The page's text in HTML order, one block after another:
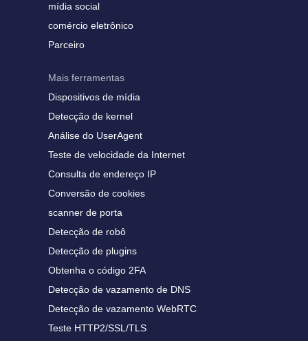
mídia social
comércio eletrônico
Parceiro
Mais ferramentas
Dispositivos de mídia
Detecção de kernel
Análise do UserAgent
Teste de velocidade da Internet
Consulta de endereço IP
Conversão de cookies
scanner de porta
Detecção de robô
Detecção de plugins
Obtenha o código 2FA
Detecção de vazamento de DNS
Detecção de vazamento WebRTC
Teste HTTP2/SSL/TLS